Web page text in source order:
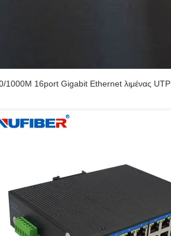
1000M 16port Gigabit Ethernet λιμένας UTP